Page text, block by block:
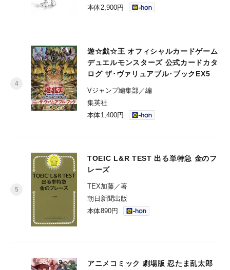
本体2,900円
遊☆戯☆王 オフィシャルカードゲーム
デュエルモンスターズ 公式カードカタ
ログ ザ･ヴァリュアブル･ブックEX5
Vジャンプ編集部／編
集英社
本体1,400円
TOEIC L&R TEST 出る単特急 金のフ
レーズ
TEX加藤／著
朝日新聞出版
本体890円
アニメコミック 劇場版 忍たま乱太郎